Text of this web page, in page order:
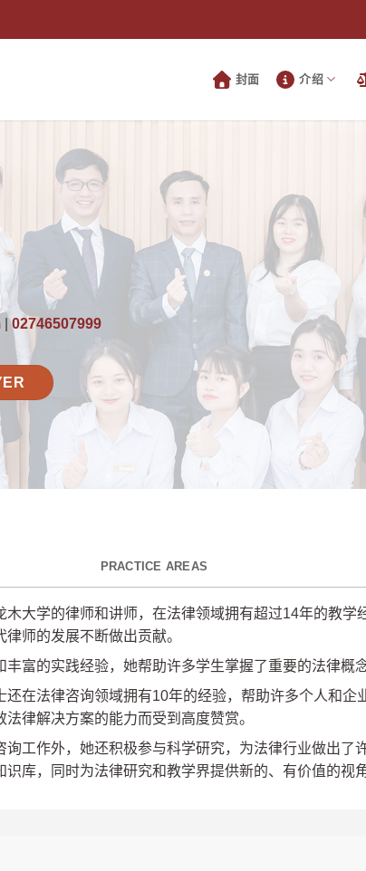
封面 介绍
|02746507999
PRACTICE AREAS
木大学的律师和讲师，在法律领域拥有超过14年的教
师的发展不断做出贡献。
富的实践经验，她帮助许多学生掌握了重要的法律概
还在法律咨询领域拥有10年的经验，帮助许多个人和
律解决方案的能力而受到高度赞赏。
询工作外，她还积极参与科学研究，为法律行业做出了
库，同时为法律研究和教学界提供新的、有价值的视角